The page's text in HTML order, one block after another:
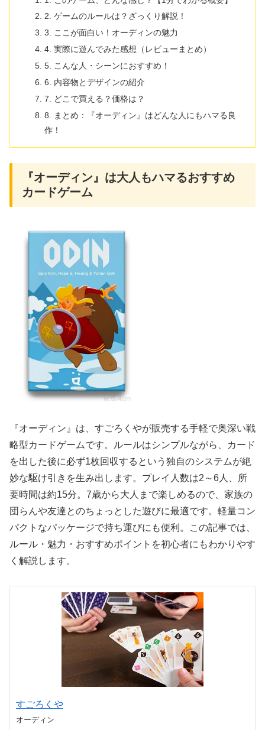
2. ゲームのルールは？ざっくり解説！
3. ここが面白い！オーディンの魅力
4. 実際に遊んでみた感想（レビューまとめ）
5. こんな人・シーンにおすすめ！
6. 内容物とデザインの紹介
7. どこで買える？価格は？
8. まとめ：『オーディン』はどんな人にもハマる良
作！
『オーディン』は大人もハマるおすすめ
カードゲーム
『オーディン』は、すごろくやが販売する手軽で奥深い戦
略型カードゲームです。ルールはシンプルながら、カード
を出した後に必ず1枚回収するという独自のシステムが絶
妙な駆け引きを生み出します。プレイ人数は2～6人、所
要時間は約15分。7歳から大人まで楽しめるので、家族の
団らんや友達とのちょっとした遊びに最適です。軽量コン
パクトなパッケージで持ち運びにも便利。この記事では、
ルール・魅力・おすすめポイントを初心者にもわかりやす
く解説します。
すごろくや
オーディン